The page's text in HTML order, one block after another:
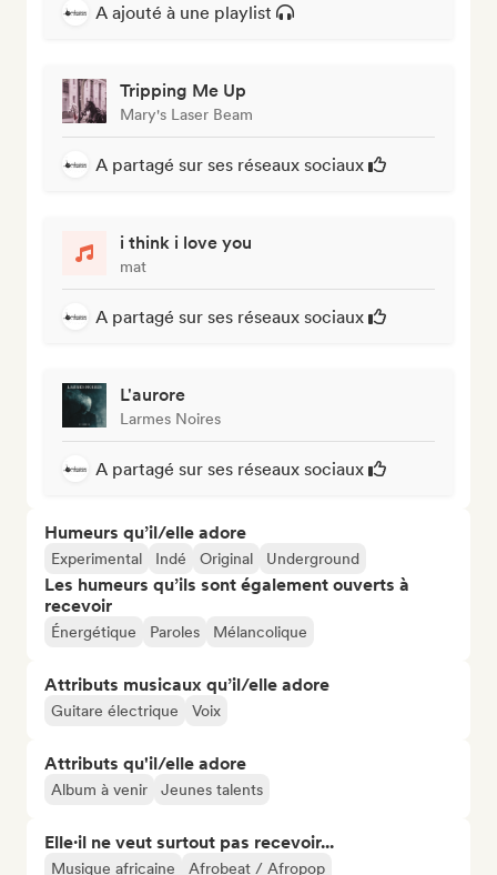
A ajouté à une playlist
Tripping Me Up
Mary's Laser Beam
A partagé sur ses réseaux sociaux
i think i love you
mat
A partagé sur ses réseaux sociaux
L'aurore
Larmes Noires
A partagé sur ses réseaux sociaux
Humeurs qu’il/elle adore
Experimental Indé Original Underground
Les humeurs qu’ils sont également ouverts à
recevoir
Énergétique Paroles Mélancolique
Attributs musicaux qu’il/elle adore
Guitare électrique Voix
Attributs qu'il/elle adore
Album à venir Jeunes talents
Elle·il ne veut surtout pas recevoir...
Musique africaine Afrobeat / Afropop